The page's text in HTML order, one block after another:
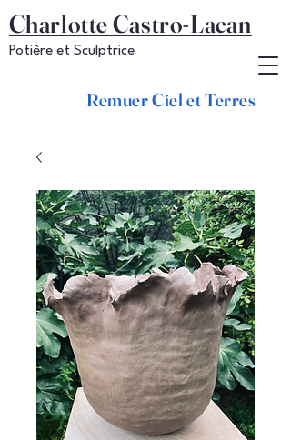
Remuer Ciel et Terres
Potière et Sculptrice
Charlotte Castro-Lacan